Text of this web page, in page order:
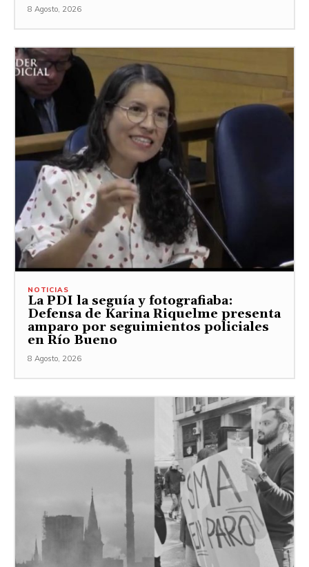
8 Agosto, 2026
NOTICIAS
La PDI la seguía y fotografiaba:
Defensa de Karina Riquelme presenta
amparo por seguimientos policiales
en Río Bueno
8 Agosto, 2026